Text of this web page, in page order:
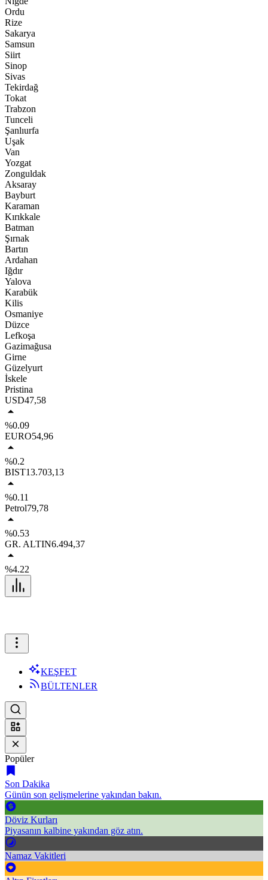
Ordu
Rize
Sakarya
Samsun
Siirt
Sinop
Sivas
Tekirdağ
Tokat
Trabzon
Tunceli
Şanlıurfa
Uşak
Van
Yozgat
Zonguldak
Aksaray
Bayburt
Karaman
Kırıkkale
Batman
Şırnak
Bartın
Ardahan
Iğdır
Yalova
Karabük
Kilis
Osmaniye
Düzce
Lefkoşa
Gazimağusa
Girne
Güzelyurt
İskele
Pristina
USD47,58
%0.09
EURO54,96
%0.2
BIST13.703,13
%0.11
Petrol79,78
%0.53
GR. ALTIN6.494,37
%4.22
KEŞFET
BÜLTENLER
Popüler
Son Dakika
Günün son gelişmelerine yakından bakın.
Döviz Kurları
Piyasanın kalbine yakından göz atın.
Namaz Vakitleri